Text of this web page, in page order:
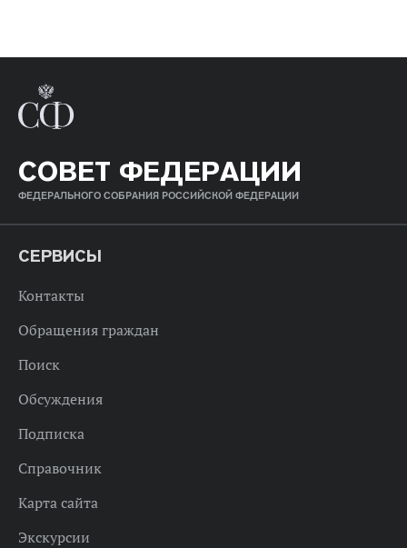
СОВЕТ ФЕДЕРАЦИИ
ФЕДЕРАЛЬНОГО СОБРАНИЯ РОССИЙСКОЙ ФЕДЕРАЦИИ
СЕРВИСЫ
Контакты
Обращения граждан
Поиск
Обсуждения
Подписка
Справочник
Карта сайта
Экскурсии